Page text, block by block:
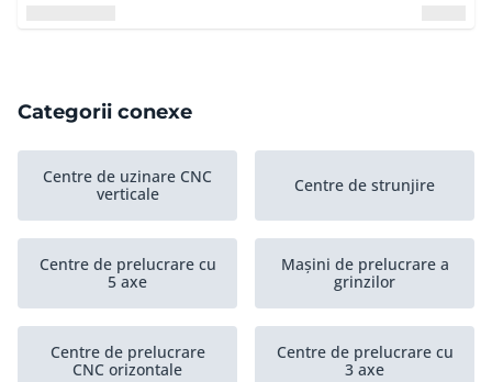
Categorii conexe
Centre de uzinare CNC
verticale
Centre de strunjire
Centre de prelucrare cu
5 axe
Mașini de prelucrare a
grinzilor
Centre de prelucrare
CNC orizontale
Centre de prelucrare cu
3 axe